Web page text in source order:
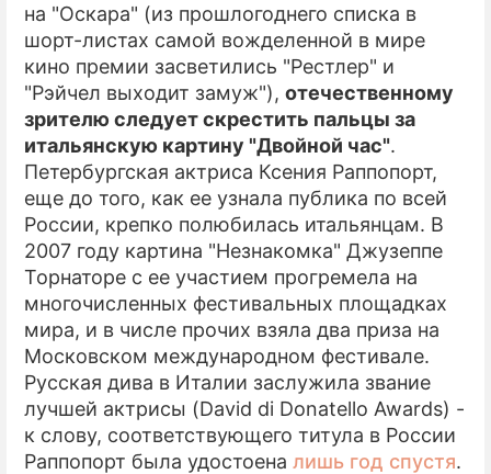
на "Оскара" (из прошлогоднего списка в
шорт-листах самой вожделенной в мире
кино премии засветились "Рестлер" и
"Рэйчел выходит замуж"), отечественному
зрителю следует скрестить пальцы за
итальянскую картину "Двойной час".
Петербургская актриса Ксения Раппопорт,
еще до того, как ее узнала публика по всей
России, крепко полюбилась итальянцам. В
2007 году картина "Незнакомка" Джузеппе
Торнаторе с ее участием прогремела на
многочисленных фестивальных площадках
мира, и в числе прочих взяла два приза на
Московском международном фестивале.
Русская дива в Италии заслужила звание
лучшей актрисы (David di Donatello Awards) -
к слову, соответствующего титула в России
Раппопорт была удостоена лишь год спустя.